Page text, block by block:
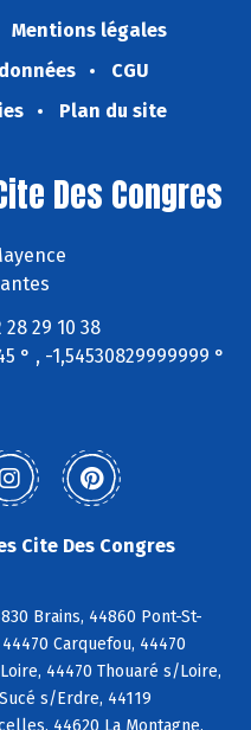
Mentions légales
CGU
Plan du site
Des Congres
29 10 38
° , -1,54530829999999 °
Cite Des Congres
Brains, 44860 Pont-St-
Carquefou, 44470
44470 Thouaré s/Loire,
s/Erdre, 44119